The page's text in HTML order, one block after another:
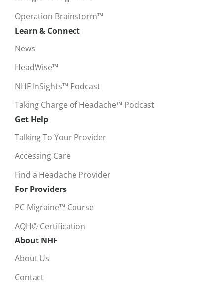
Operation Brainstorm™
Learn & Connect
News
HeadWise™
NHF InSights™ Podcast
Taking Charge of Headache™ Podcast
Get Help
Talking To Your Provider
Accessing Care
Find a Headache Provider
For Providers
PC Migraine™ Course
AQH© Certification
About NHF
About Us
Contact